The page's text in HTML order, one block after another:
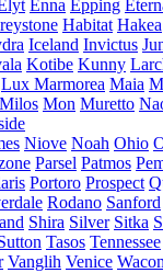
Enna Epping
Habitat Hakea
Iceland Invictus
Kotibe Kunny
Lux Marmorea Maia
Milos Mon Muretto
Niove Noah Ohio
Parsel Patmos
Portoro Prospect
Rodano Sanford
Shira Silver Sitka
Tasos Tennessee
Vanglih Venice